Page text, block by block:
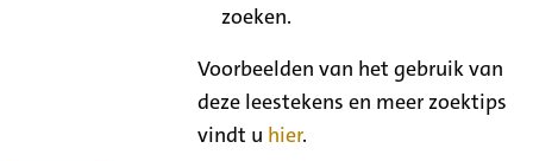
zoeken.
Voorbeelden van het gebruik van
deze leestekens en meer zoektips
vindt u hier.